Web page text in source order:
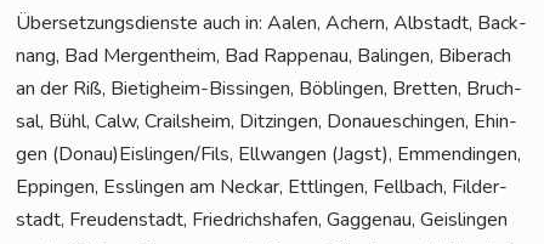
Über­set­zungs­diens­te auch in: Aalen, Achern, Alb­stadt, Back­
nang, Bad Mer­gen­theim, Bad Rap­pen­au, Balin­gen, Biber­ach
an der Riß, Bie­tig­heim-Bis­sin­gen, Böb­lin­gen, Brett­en, Bruch­
sal, Bühl, Calw, Crails­heim, Dit­zin­gen, Donau­eschin­gen, Ehin­
gen (Donau)Eislingen/Fils, Ell­wan­gen (Jagst), Emmen­din­gen,
Eppin­gen, Ess­lin­gen am Neckar, Ett­lin­gen, Fell­bach, Fil­der­
stadt, Freu­den­stadt, Fried­richs­ha­fen, Gag­ge­nau, Geis­lin­gen